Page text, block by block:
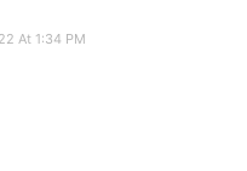
At 1:34 PM